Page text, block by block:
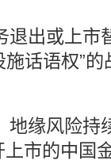
退出或上市
施话语权”
地缘风险持
市的中国